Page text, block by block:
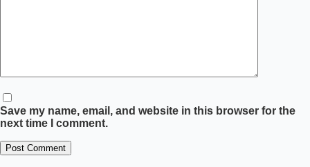
Save my name, email, and website in this browser for the
next time I comment.
Post Comment